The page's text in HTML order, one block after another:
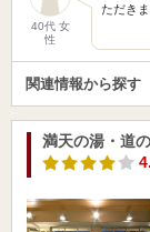
40代 女
性
ただき
関連情報から探す
満天の湯・道